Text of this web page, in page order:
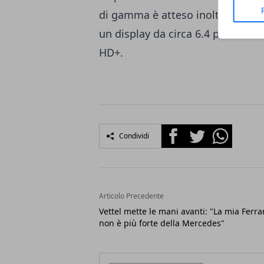
di gamma è atteso inoltre con
un display da circa 6.4 pollici,
HD+.
Condividi FacebookTwitterWhatsapp
Articolo Precedente
Vettel mette le mani avanti: "La mia
non è più forte della Mercedes"